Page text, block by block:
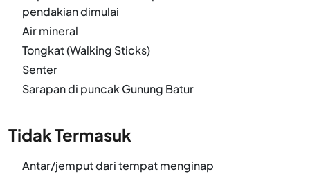
pendakian dimulai
Air mineral
Tongkat (Walking Sticks)
Senter
Sarapan di puncak Gunung Batur
Tidak Termasuk
Antar/jemput dari tempat menginap